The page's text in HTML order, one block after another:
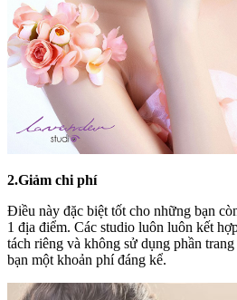
2.Giảm chi phí
Điều này đặc biệt tốt cho những bạn
1 địa điểm. Các studio luôn luôn kết
tách riêng và không sử dụng phần
bạn một khoản phí đáng kể.